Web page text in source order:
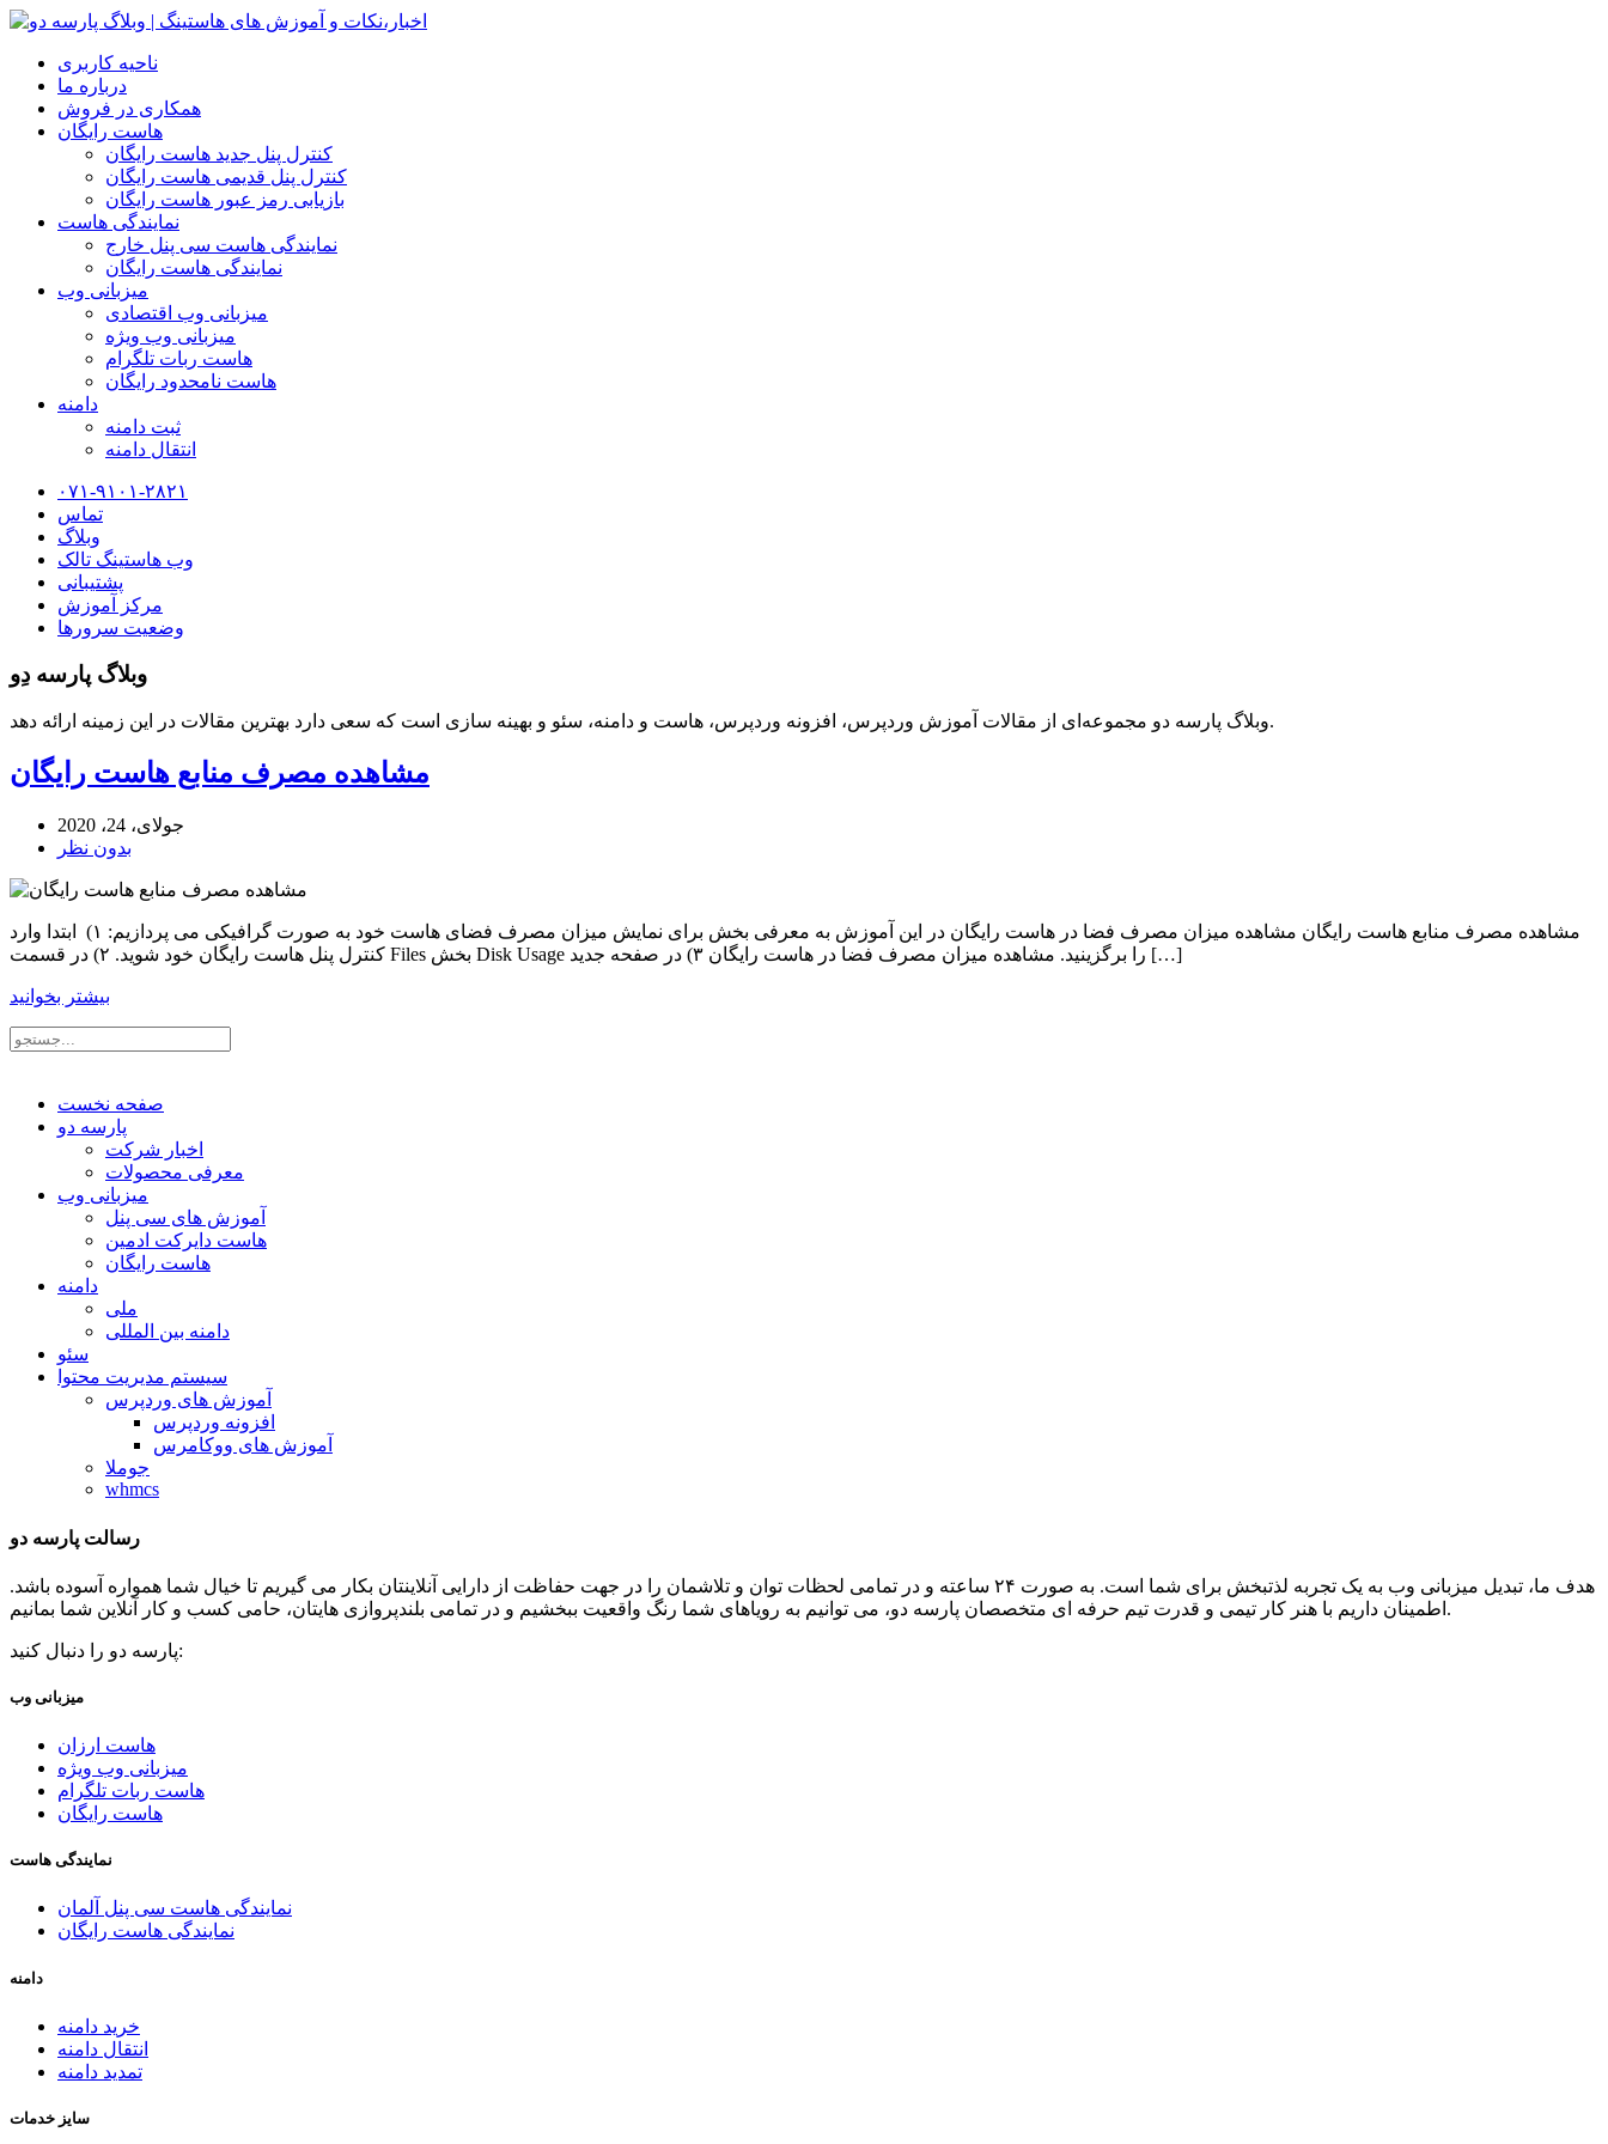
ناحیه کاربری
درباره ما
همکاری در فروش
هاست رایگان
کنترل پنل جدید هاست رایگان
کنترل پنل قدیمی هاست رایگان
بازیابی رمز عبور هاست رایگان
نمایندگی هاست
نمایندگی هاست سی پنل خارج
نمایندگی هاست رایگان
میزبانی وب
میزبانی وب اقتصادی
میزبانی وب ویژه
هاست ربات تلگرام
هاست نامحدود رایگان
دامنه
ثبت دامنه
انتقال دامنه
۰۷۱-۹۱۰۱-۲۸۲۱
تماس
وبلاگ
وب هاستینگ تالک
پشتیبانی
مرکز آموزش
وضعیت سرورها
وبلاگ پارسه دِو
وبلاگ پارسه دو مجموعه‌ای از مقالات آموزش وردپرس، افزونه وردپرس، هاست و دامنه، سئو و بهینه سازی است که سعی دارد بهترین مقالات در این زمینه ارائه دهد.
مشاهده مصرف منابع هاست رایگان
جولای، 24، 2020
بدون نظر
مشاهده مصرف منابع هاست رایگان مشاهده میزان مصرف فضا در هاست رایگان در این آموزش به معرفی بخش برای نمایش میزان مصرف فضای هاست خود به صورت گرافیکی می پردازیم: ۱) ابتدا وارد
کنترل پنل هاست رایگان خود شوید. ۲) در قسمت Files بخش Disk Usage را برگزینید. مشاهده میزان مصرف فضا در هاست رایگان ۳) در صفحه جدید […]
بیشتر بخوانید
صفحه نخست
پارسه دو
اخبار شرکت
معرفی محصولات
میزبانی وب
آموزش های سی پنل
هاست دایرکت ادمین
هاست رایگان
دامنه
ملی
دامنه بین المللی
سئو
سیستم مدیریت محتوا
آموزش های وردپرس
افزونه وردپرس
آموزش های ووکامرس
جوملا
whmcs
رسالت پارسه دو
هدف ما، تبدیل میزبانی وب به یک تجربه لذتبخش برای شما است. به صورت ۲۴ ساعته و در تمامی لحظات توان و تلاشمان را در جهت حفاظت از دارایی آنلاینتان بکار می گیریم تا خیال شما همواره آسوده باشد.
اطمینان داریم با هنر کار تیمی و قدرت تیم حرفه ای متخصصان پارسه دو، می توانیم به رویاهای شما رنگ واقعیت ببخشیم و در تمامی بلندپروازی هایتان، حامی کسب و کار آنلاین شما بمانیم.
پارسه دو را دنبال کنید:
میزبانی وب
هاست ارزان
میزبانی وب ویژه
هاست ربات تلگرام
هاست رایگان
نمایندگی هاست
نمایندگی هاست سی پنل آلمان
نمایندگی هاست رایگان
دامنه
خرید دامنه
انتقال دامنه
تمدید دامنه
سایز خدمات